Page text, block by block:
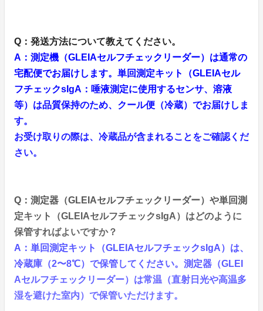
Q：発送方法について教えてください。
A：測定機（GLEIAセルフチェックリーダー）は通常の
宅配便でお届けします。単回測定キット（GLEIAセル
フチェックsIgA：唾液測定に使用するセンサ、溶液
等）は品質保持のため、クール便（冷蔵）でお届けしま
す。
お受け取りの際は、冷蔵品が含まれることをご確認くだ
さい。
Q：測定器（GLEIAセルフチェックリーダー）や単回測
定キット（GLEIAセルフチェックsIgA）はどのように
保管すればよいですか？
A：単回測定キット（GLEIAセルフチェックsIgA）は、
冷蔵庫（2〜8℃）で保管してください。測定器（GLEI
Aセルフチェックリーダー）は常温（直射日光や高温多
湿を避けた室内）で保管いただけます。